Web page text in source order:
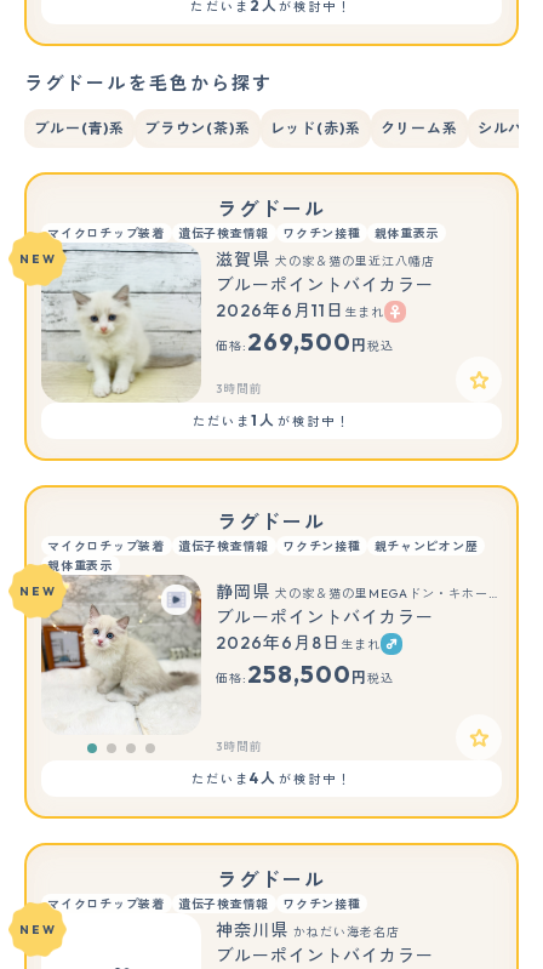
ただいま 2人が検討中！
ラグドールを毛色から探す
ブルー(青)系 ブラウン(茶)系 レッド(赤)系 クリーム系 シルバ
ラグドール
マイクロチップ装着 遺伝子検査情報 ワクチン接種
親体重表示
NEW
滋賀県 犬の家＆猫の里近江八幡店
ブルーポイントバイカラー
2026年6月11日 生まれ
価格: 269,500 円 税込
3時間前
ただいま1人 が検討中！
ラグドール
マイクロチップ装着 遺伝子検査情報 ワクチン接種
親チャンピオン歴
親体重表示
NEW
静岡県 犬の家＆猫の里MEGAドン・キホーテ袋井店
ブルーポイントバイカラー
2026年6月8日 生まれ
価格: 258,500 円 税込
3時間前
ただいま4人 が検討中！
ラグドール
マイクロチップ装着 遺伝子検査情報
ワクチン接種
NEW
神奈川県 かねだい海老名店
ブルーポイントバイカラー